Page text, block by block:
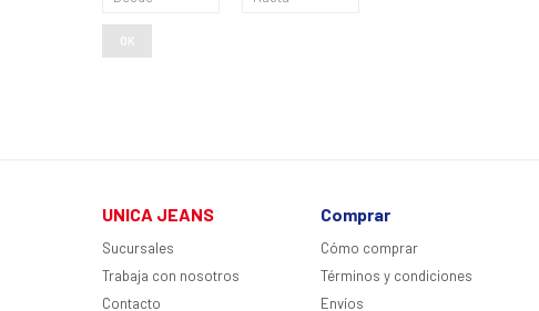
OK
UNICA JEANS
Sucursales
Trabaja con nosotros
Contacto
Comprar
Cómo comprar
Términos y condiciones
Envíos